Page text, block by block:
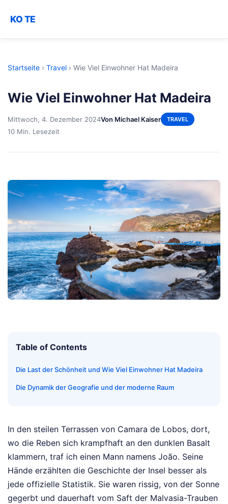
KO TE
Startseite › Travel › Wie Viel Einwohner Hat Madeira
Wie Viel Einwohner Hat Madeira
Mittwoch, 4. Dezember 2024Von Michael Kaiser TRAVEL
10 Min. Lesezeit
Table of Contents
Die Last der Schönheit und Wie Viel Einwohner Hat Madeira
Die Dynamik der Geografie und der moderne Raum
In den steilen Terrassen von Camara de Lobos, dort,
wo die Reben sich krampfhaft an den dunklen Basalt
klammern, traf ich einen Mann namens João. Seine
Hände erzählten die Geschichte der Insel besser als
jede offizielle Statistik. Sie waren rissig, von der Sonne
gegerbt und dauerhaft vom Saft der Malvasia-Trauben